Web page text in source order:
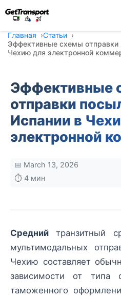
Главная
Статьи
Эффективные схемы отправки
Чехию для электронной
Эффективные
отправки
Испании в
электронной
📅 March 13, 2026
⏱️ 4 мин
Средний транзитный
мультимодальных
Чехию составляет
зависимости от типа
таможенного